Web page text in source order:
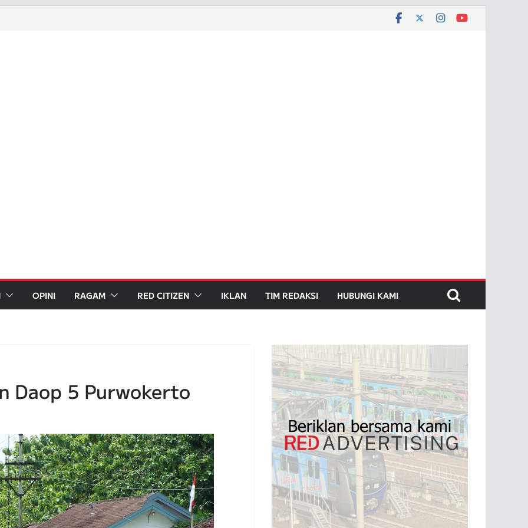
akan Kembangkan Sendiri
Ekonomi Kerakyatan,
Lumpuh Pasca Gempa 7.1
OPINI RAGAM RED CITIZEN IKLAN TIM REDAKSI HUBUNGI KAMI
Daop 5 Purwokerto